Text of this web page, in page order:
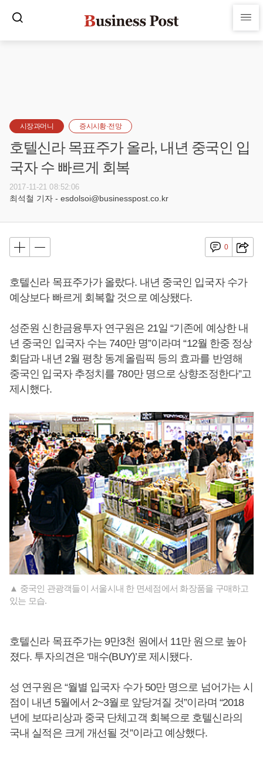
시장과머니 증시시황·전망
호텔신라 목표주가 올라, 내년 중국인 입
국자 수 빠르게 회복
2017-11-21 08:52:06
최석철 기자 - esdolsoi@businesspost.co.kr
0
호텔신라 목표주가가 올랐다. 내년 중국인 입국자 수가
예상보다 빠르게 회복할 것으로 예상됐다.
성준원 신한금융투자 연구원은 21일 “기존에 예상한 내
년 중국인 입국자 수는 740만 명”이라며 “12월 한중 정상
회담과 내년 2월 평창 동계올림픽 등의 효과를 반영해
중국인 입국자 추정치를 780만 명으로 상향조정한다”고
제시했다.
▲ 중국인 관광객들이 서울시내 한 면세점에서 화장품을 구매하고
있는 모습.
호텔신라 목표주가는 9만3천 원에서 11만 원으로 높아
졌다. 투자의견은 ‘매수(BUY)’로 제시됐다.
성 연구원은 “월별 입국자 수가 50만 명으로 넘어가는 시
점이 내년 5월에서 2~3월로 앞당겨질 것”이라며 “2018
년에 보따리상과 중국 단체고객 회복으로 호텔신라의
국내 실적은 크게 개선될 것”이라고 예상했다.